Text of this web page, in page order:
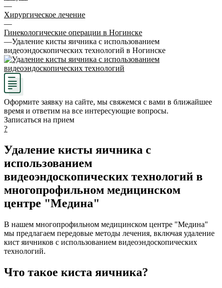
—
Хирургическое лечение
—
Гинекологические операции в Ногинске
—Удаление кисты яичника с использованием
видеоэндоскопических технологий в Ногинске
Оформите заявку на сайте, мы свяжемся с вами в ближайшее
время и ответим на все интересующие вопросы.
Записаться на прием
?
Удаление кисты яичника с
использованием
видеоэндоскопических технологий в
многопрофильном медицинском
центре "Медина"
В нашем многопрофильном медицинском центре "Медина"
мы предлагаем передовые методы лечения, включая удаление
кист яичников с использованием видеоэндоскопических
технологий.
Что такое киста яичника?